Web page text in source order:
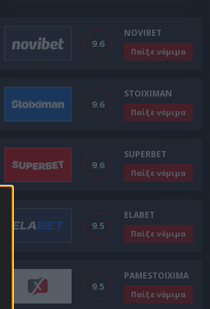
πρόγραμμα
9.6
NOVIBET
Παίξε νόμιμα
9.6
STOIXIMAN
Παίξε νόμιμα
9.6
SUPERBET
Παίξε νόμιμα
9.5
ELABET
Παίξε νόμιμα
9.5
PAMESTOIXIMA
Παίξε νόμιμα